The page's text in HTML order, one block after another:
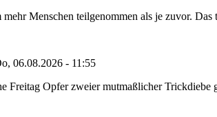
Menschen teilgenommen als je zuvor.
06.08.2026 - 11:55
Freitag Opfer zweier mutmaßlicher